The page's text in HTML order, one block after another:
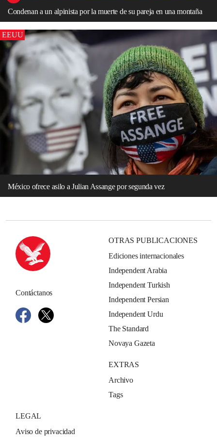
Condenan a un alpinista por la muerte de su pareja en una montaña
EEUU
México ofrece asilo a Julian Assange por segunda vez
Contáctanos
OTRAS PUBLICACIONES
Ediciones internacionales
Independent Arabia
Independent Turkish
Independent Persian
Independent Urdu
The Standard
Novaya Gazeta
EXTRAS
Archivo
Tags
LEGAL
Aviso de privacidad